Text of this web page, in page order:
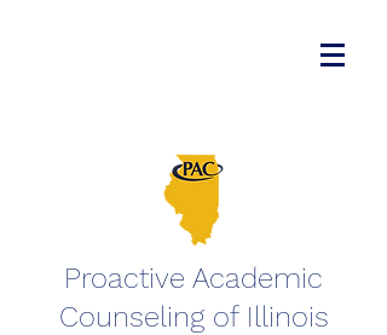
Proactive Academic
Counseling of Illinois